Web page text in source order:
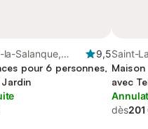
Salanque,
9,5
pour 6 personnes,
Jardin
Saint-
Région
avec
dès201